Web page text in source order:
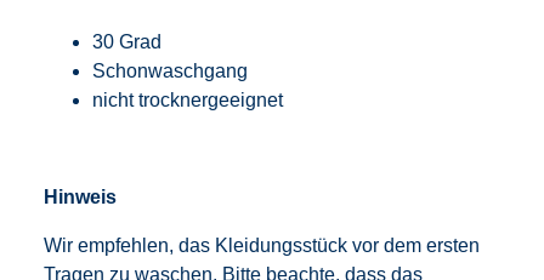
30 Grad
Schonwaschgang
nicht trocknergeeignet
Hinweis
Wir empfehlen, das Kleidungsstück vor dem ersten
Tragen zu waschen. Bitte beachte, dass das